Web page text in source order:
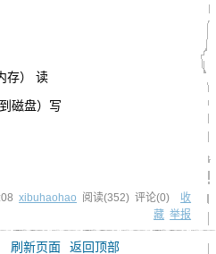
存） 读
磁盘）写
xibuhaohao 阅读(352) 评论(0) 收
藏 举报
刷新页面 返回顶部